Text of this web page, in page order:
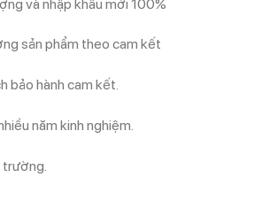
và nhập khẩu mới 100%
sản phẩm theo cam kết
bảo hành cam kết.
năm kinh nghiệm.